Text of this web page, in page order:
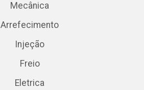
Mecânica
Arrefecimento
Injeção
Freio
Eletrica